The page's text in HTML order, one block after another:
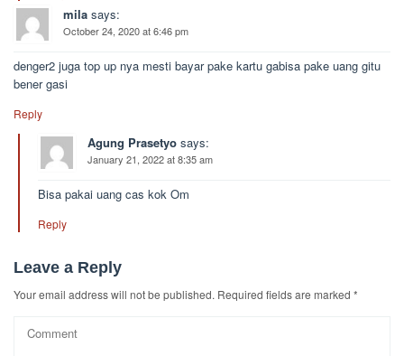
mila says:
October 24, 2020 at 6:46 pm
denger2 juga top up nya mesti bayar pake kartu gabisa pake uang gitu
bener gasi
Reply
Agung Prasetyo says:
January 21, 2022 at 8:35 am
Bisa pakai uang cas kok Om
Reply
Leave a Reply
Your email address will not be published. Required fields are marked *